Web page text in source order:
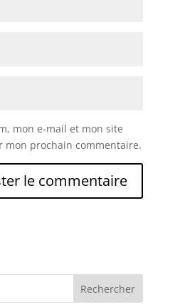
mon e-mail et mon site
mon prochain commentaire.